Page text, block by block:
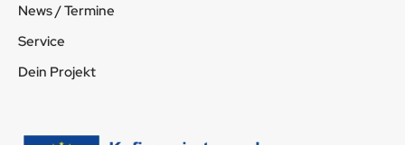
News / Termine
Service
Dein Projekt